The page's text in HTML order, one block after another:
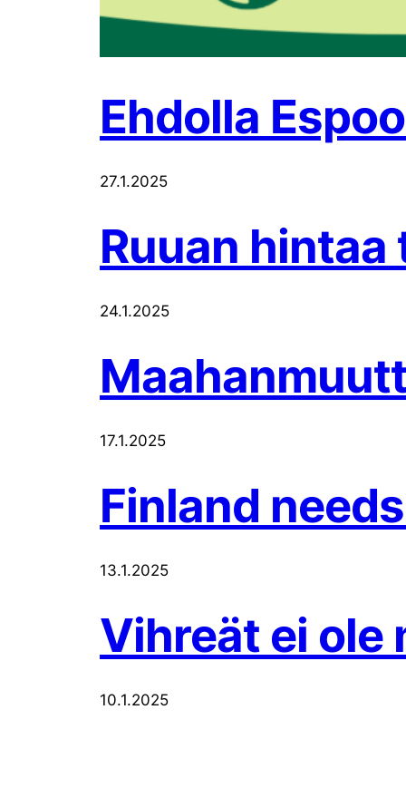
Ehdolla
27.1.2025
Ruuan hintaa
24.1.2025
17.1.2025
Finland
13.1.2025
Vihreät ei ole
10.1.2025